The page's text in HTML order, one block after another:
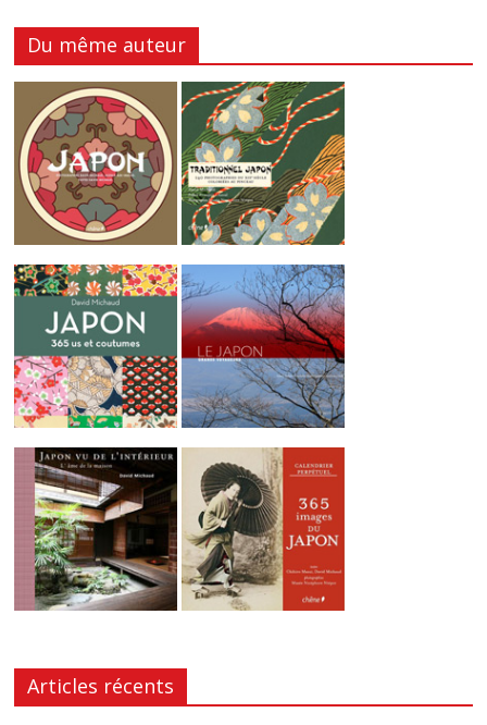
Du même auteur
Articles récents